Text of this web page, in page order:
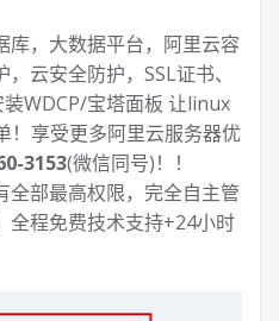
库，大数据平台，阿里云容
云安全防护，SSL证书、
WDCP/宝塔面板 让linux
！享受更多阿里云服务器优
3153(微信同号)！！
全部最高权限，完全自主管
全程免费技术支持+24小时